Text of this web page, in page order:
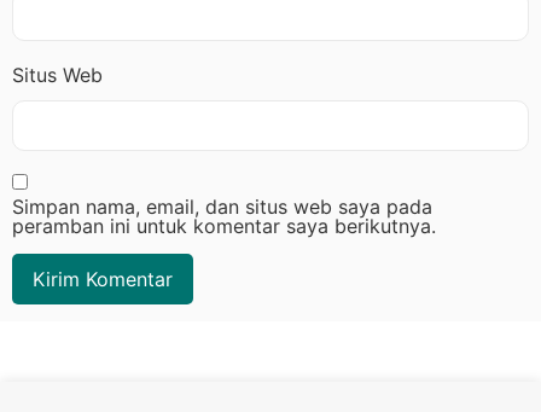
Situs Web
Simpan nama, email, dan situs web saya pada
peramban ini untuk komentar saya berikutnya.